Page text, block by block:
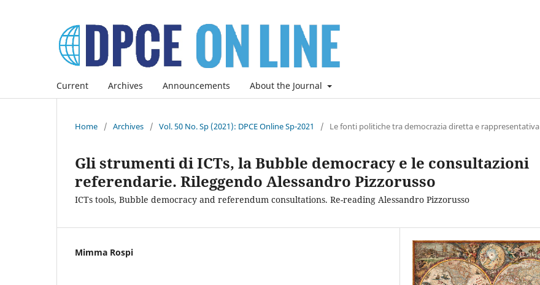
Current Archives Announcements About the Journal
Home / Archives / Vol. 50 No. Sp (2021): DPCE Online Sp-2021 / Le fonti politiche tra democrazia diretta e rappresentativa
Gli strumenti di ICTs, la Bubble democracy e le consultazioni
referendarie. Rileggendo Alessandro Pizzorusso
ICTs tools, Bubble democracy and referendum consultations. Re-reading Alessandro Pizzorusso
Mimma Rospi